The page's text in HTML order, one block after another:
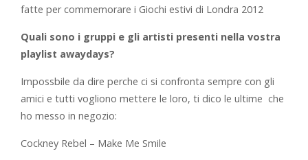
fatte per commemorare i Giochi estivi di Londra 2012
Quali sono i gruppi e gli artisti presenti nella vostra
playlist awaydays?
Impossbile da dire perche ci si confronta sempre con gli
amici e tutti vogliono mettere le loro, ti dico le ultime che
ho messo in negozio:
Cockney Rebel – Make Me Smile